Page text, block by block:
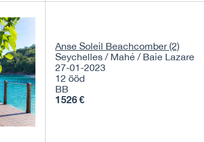
Anse Soleil Beachcomber (2)
Seychelles / Mahé / Baie Lazare
27-01-2023
12 ööd
BB
1526 €